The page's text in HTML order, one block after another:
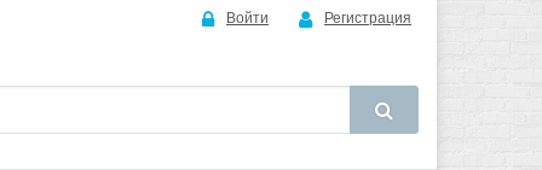
Войти Регистрация